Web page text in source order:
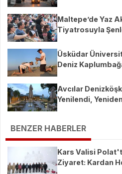
Maltepe’de Yaz
Tiyatrosuyla
Üsküdar
Deniz
Avcılar
Yenilendi,
BENZER HABERLER
Kars Valisi
Ziyaret: Kardan